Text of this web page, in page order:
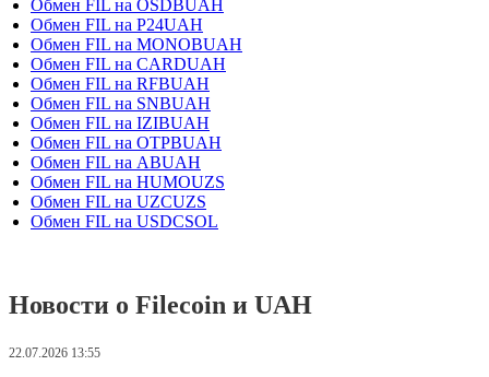
Обмен FIL на OSDBUAH
Обмен FIL на P24UAH
Обмен FIL на MONOBUAH
Обмен FIL на CARDUAH
Обмен FIL на RFBUAH
Обмен FIL на SNBUAH
Обмен FIL на IZIBUAH
Обмен FIL на OTPBUAH
Обмен FIL на ABUAH
Обмен FIL на HUMOUZS
Обмен FIL на UZCUZS
Обмен FIL на USDCSOL
Новости о Filecoin и UAH
22.07.2026 13:55